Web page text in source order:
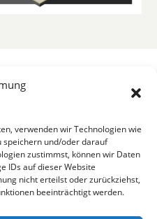
verwenden wir Technologien wie
speichern und/oder darauf
zustimmst, können wir Daten
IDs auf dieser Website
nicht erteilst oder zurückziehst,
beeinträchtigt werden.